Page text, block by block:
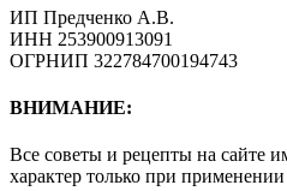
ИП Предченко А.В.
ИНН 253900913091
ОГРНИП 322784700194743
ВНИМАНИЕ:
Все советы и рецепты на сайте
характер только при